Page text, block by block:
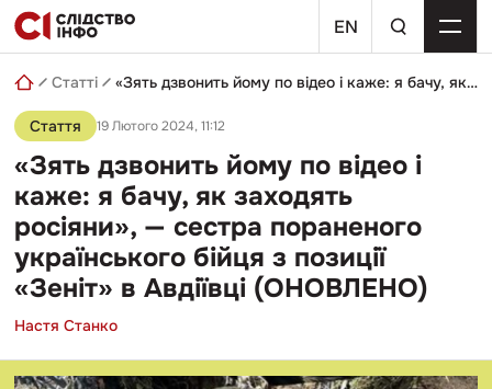
Skip
to
content
EN
пошуковий
запит
Статті «Зять дзвонить йому по відео і каже: я бачу, як заходять росіяни», — сестра пораненого українського бійця з позиції «Зеніт» в Авдіївці (ОНОВЛЕНО)
Стаття 19 Лютого 2024, 11:12
«Зять дзвонить йому по відео і
каже: я бачу, як заходять
росіяни», — сестра пораненого
українського бійця з позиції
«Зеніт» в Авдіївці (ОНОВЛЕНО)
Настя Станко